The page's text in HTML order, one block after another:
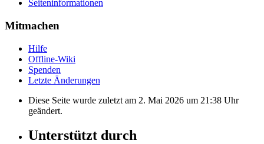
Seiten­informationen
Mitmachen
Hilfe
Offline-Wiki
Spenden
Letzte Änderungen
Diese Seite wurde zuletzt am 2. Mai 2026 um 21:38 Uhr
geändert.
Unterstützt durch